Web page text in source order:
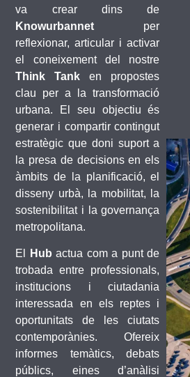
va crear dins de
Knowurbannet per
reflexionar, articular i activar
el coneixement del nostre
Think Tank en propostes
clau per a la transformació
urbana. El seu objectiu és
generar i compartir contingut
estratègic que doni suport a
la presa de decisions en els
àmbits de la planificació, el
disseny urbà, la mobilitat, la
sostenibilitat i la governança
metropolitana.
El Hub actua com a punt de
trobada entre professionals,
institucions i ciutadania
interessada en els reptes i
oportunitats de les ciutats
contemporànies. Ofereix
informes temàtics, debats
públics, eines d’anàlisi